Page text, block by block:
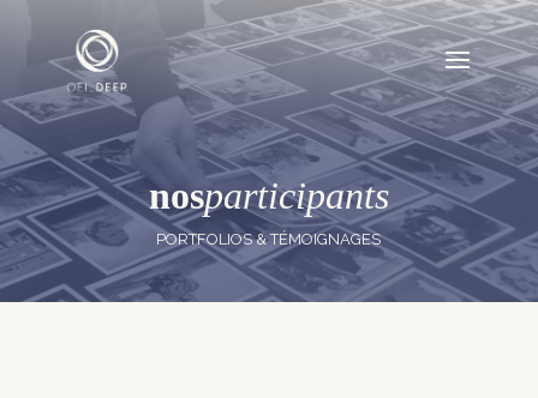
nosparticipants
PORTFOLIOS & TÉMOIGNAGES